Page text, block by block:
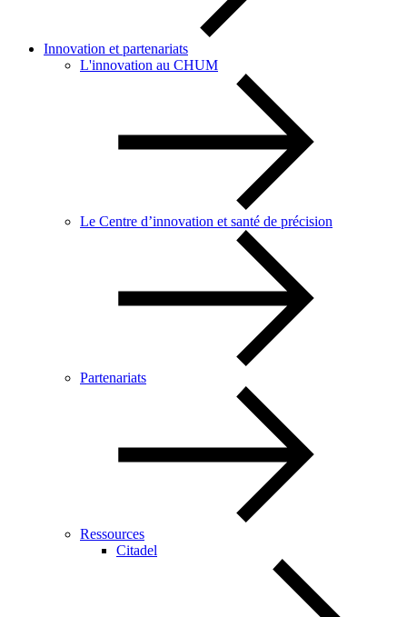
Innovation et partenariats
L'innovation au CHUM
Le Centre d’innovation et santé de précision
Partenariats
Ressources
Citadel